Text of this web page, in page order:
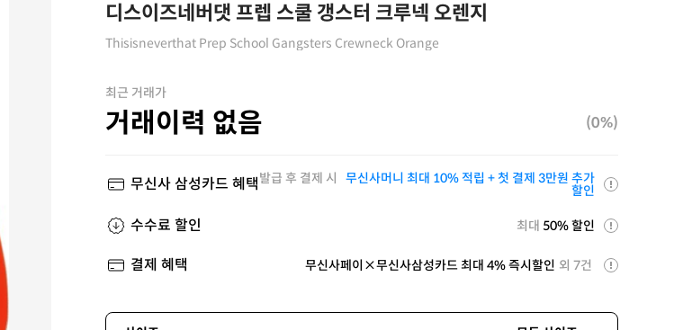
디스이즈네버댓 프렙 스쿨 갱스터 크루넥 오렌지
Thisisneverthat Prep School Gangsters Crewneck Orange
최근 거래가
거래이력 없음 (0%)
무신사 삼성카드 혜택발급 후 결제 시 무신사머니 최대 10% 적립 + 첫 결제 3만원 추가
할인
수수료 할인 최대 50% 할인
결제 혜택 무신사페이×무신사삼성카드 최대 4% 즉시할인 외 7건